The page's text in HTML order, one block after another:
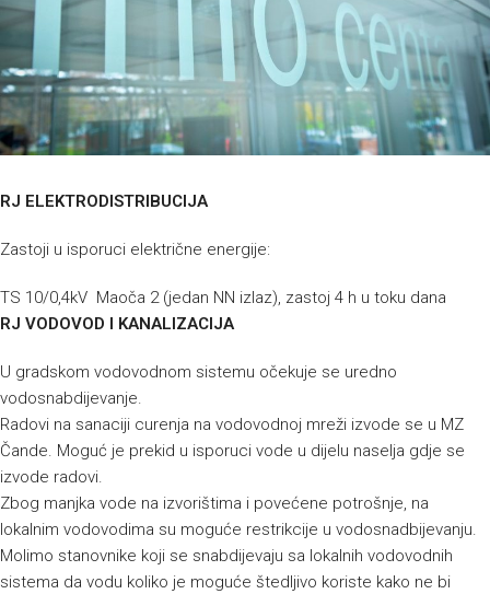
RJ ELEKTRODISTRIBUCIJA
Zastoji u isporuci električne energije:
TS 10/0,4kV Maoča 2 (jedan NN izlaz), zastoj 4 h u toku dana
RJ VODOVOD I KANALIZACIJA
U gradskom vodovodnom sistemu očekuje se uredno
vodosnabdijevanje.
Radovi na sanaciji curenja na vodovodnoj mreži izvode se u MZ
Čande. Moguć je prekid u isporuci vode u dijelu naselja gdje se
izvode radovi.
Zbog manjka vode na izvorištima i povećene potrošnje, na
lokalnim vodovodima su moguće restrikcije u vodosnadbijevanju.
Molimo stanovnike koji se snabdijevaju sa lokalnih vodovodnih
sistema da vodu koliko je moguće štedljivo koriste kako ne bi